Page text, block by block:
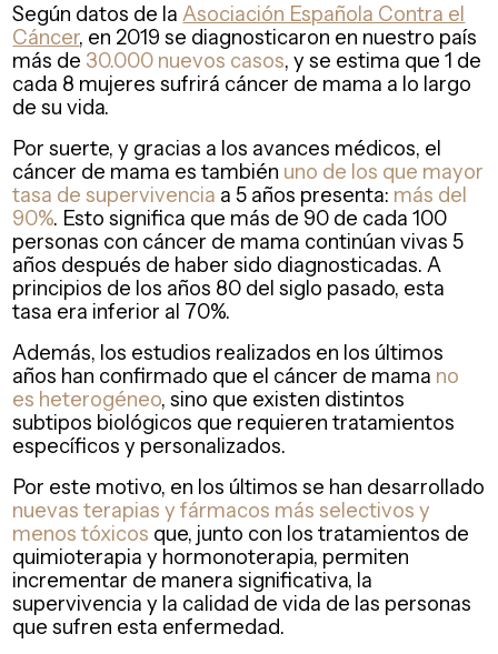
Según datos de laAsociación Española Contra el
Cáncer, en 2019 se diagnosticaron en nuestro país
más de 30.000 nuevos casos, y se estima que 1 de
cada 8 mujeres sufrirá cáncer de mama a lo largo
de su vida.
Por suerte, y gracias a los avances médicos, el
cáncer de mama es también uno de los que mayor
tasa de supervivencia a 5 años presenta: más del
90%. Esto significa que más de 90 de cada 100
personas con cáncer de mama continúan vivas 5
años después de haber sido diagnosticadas. A
principios de los años 80 del siglo pasado, esta
tasa era inferior al 70%.
Además, los estudios realizados en los últimos
años han confirmado que el cáncer de mama no
es heterogéneo, sino que existen distintos
subtipos biológicos que requieren tratamientos
específicos y personalizados.
Por este motivo, en los últimos se han desarrollado
nuevas terapias y fármacos más selectivos y
menos tóxicos que, junto con los tratamientos de
quimioterapia y hormonoterapia, permiten
incrementar de manera significativa, la
supervivencia y la calidad de vida de las personas
que sufren esta enfermedad.